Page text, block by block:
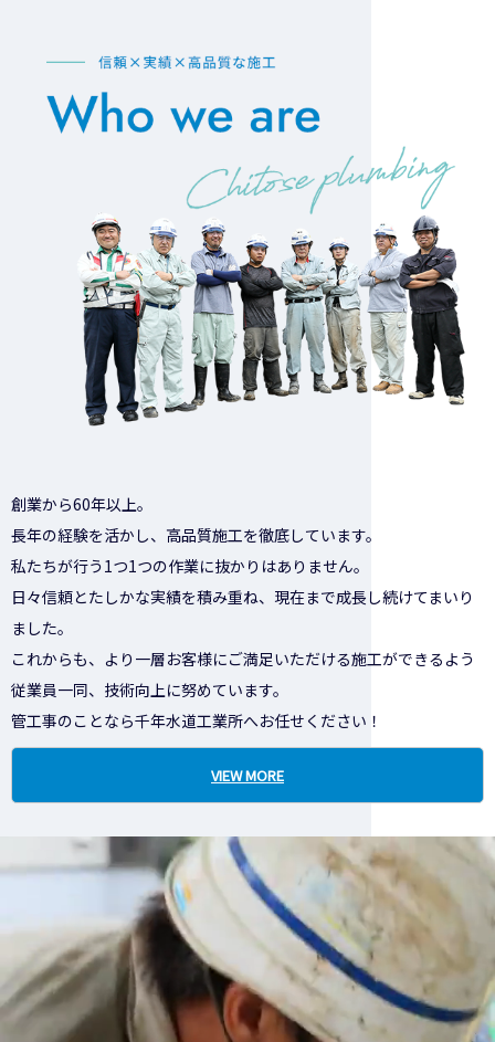
創業から60年以上。
長年の経験を活かし、高品質施工を徹底しています。
私たちが行う1つ1つの作業に抜かりはありません。
日々信頼とたしかな実績を積み重ね、現在まで成長し続けてまいり
ました。
これからも、より一層お客様にご満足いただける施工ができるよう
従業員一同、技術向上に努めています。
管工事のことなら千年水道工業所へお任せください！
VIEW MORE